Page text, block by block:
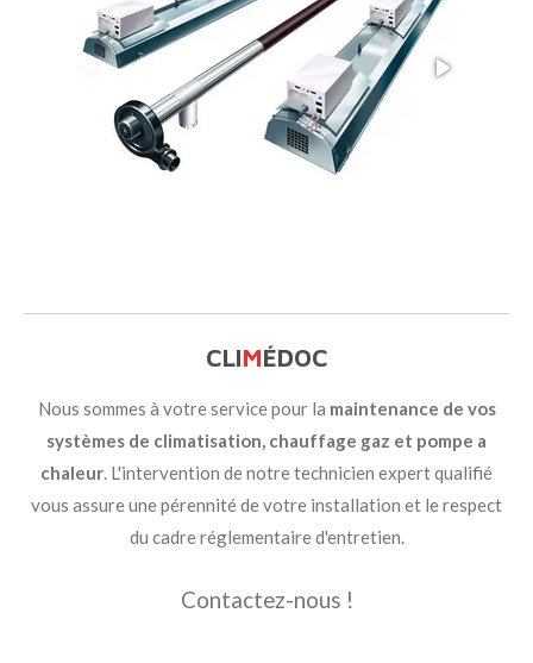
CLIMÉDOC
Nous sommes à votre service pour la maintenance de vos
systèmes de climatisation, chauffage gaz et pompe a
chaleur. L'intervention de notre technicien expert qualifié
vous assure une pérennité de votre installation et le respect
du cadre réglementaire d'entretien.
Contactez-nous !